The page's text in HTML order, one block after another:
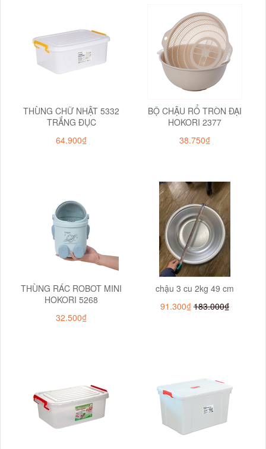
THÙNG CHỮ NHẬT 5332
TRẮNG ĐỤC
64.900₫
BỘ CHẬU RỔ TRÒN ĐẠI
HOKORI 2377
38.750₫
THÙNG RÁC ROBOT MINI
HOKORI 5268
32.500₫
chậu 3 cu 2kg 49 cm
91.300₫ 183.000₫